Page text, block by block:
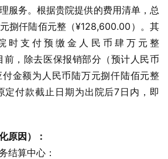
服务。根据贵院提供的费用清单，总
捌仟陆佰元整（¥128,600.00）。其
时支付预缴金人民币肆万元整
前，除去医保报销部分（预计人民币
金额为人民币陆万元捌仟陆佰元整
定付款截止日期为出院后7日内，即
原因）：
结算中心：